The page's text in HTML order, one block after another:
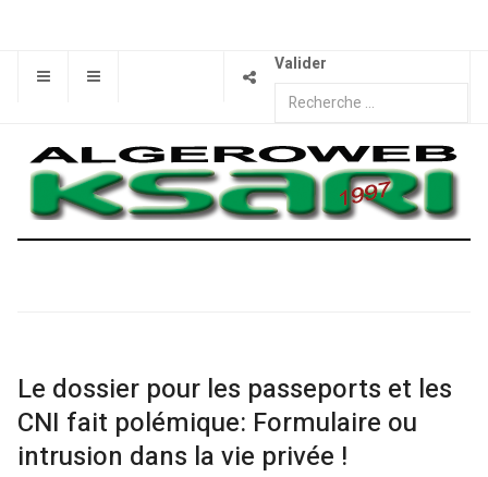
Valider
Le dossier pour les passeports et les
CNI fait polémique: Formulaire ou
intrusion dans la vie privée !